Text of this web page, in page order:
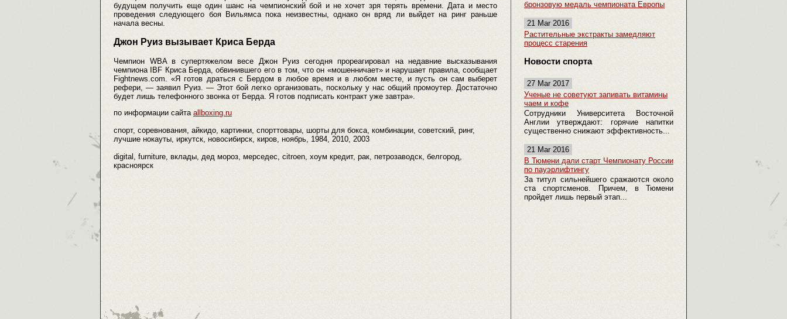
будущем получить еще один шанс на чемпионский бой и не хочет зря терять времени. Дата и место
проведения следующего боя Вильямса пока неизвестны, однако он вряд ли выйдет на ринг раньше
начала весны.
Джон Руиз вызывает Криса Берда
Чемпион WBA в супертяжелом весе Джон Руиз сегодня прореагировал на недавние высказывания
чемпиона IBF Криса Берда, обвинившего его в том, что он «мошенничает» и нарушает правила, сообщает
Fightnews.com. «Я готов драться с Бердом в любое время и в любом месте, и пусть он сам выберет
рефери, — заявил Руиз. — Этот бой легко организовать, поскольку у нас общий промоутер. Достаточно
будет лишь телефонного звонка от Берда. Я готов подписать контракт уже завтра».
по информации сайта allboxing.ru
спорт, соревнования, айкидо, картинки, спорттовары, шорты для бокса, комбинации, советский, ринг,
лучшие нокауты, иркутск, новосибирск, киров, ноябрь, 1984, 2010, 2003
digital, furniture, вклады, дед мороз, мерседес, citroen, хоум кредит, рак, петрозаводск, белгород,
красноярск
бронзовую медаль чемпионата Европы
21 Mar 2016
Растительные экстракты замедляют
процесс старения
Новости спорта
27 Mar 2017
Ученые не советуют запивать витамины
чаем и кофе
Сотрудники Университета Восточной
Англии утверждают: горячие напитки
существенно снижают эффективность...
21 Mar 2016
В Тюмени дали старт Чемпионату России
по пауэрлифтингу
За титул сильнейшего сражаются около
ста спортсменов. Причем, в Тюмени
пройдет лишь первый этап...